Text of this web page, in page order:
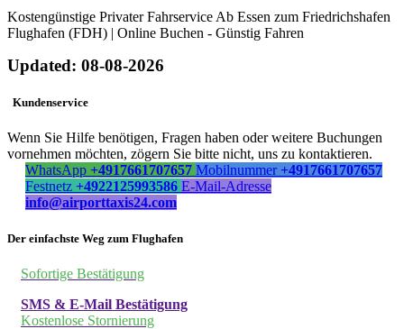
Kostengünstige Privater Fahrservice Ab Essen zum Friedrichshafen
Flughafen (FDH) | Online Buchen - Günstig Fahren
Updated: 08-08-2026
Kundenservice
Wenn Sie Hilfe benötigen, Fragen haben oder weitere Buchungen
vornehmen möchten, zögern Sie bitte nicht, uns zu kontaktieren.
WhatsApp +4917661707657 Mobilnummer +4917661707657
Festnetz +4922125993586 E-Mail-Adresse
info@airporttaxis24.com
Der einfachste Weg zum Flughafen
Sofortige Bestätigung
SMS & E-Mail Bestätigung
Kostenlose Stornierung